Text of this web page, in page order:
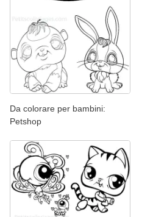
Da colorare per bambini:
Petshop